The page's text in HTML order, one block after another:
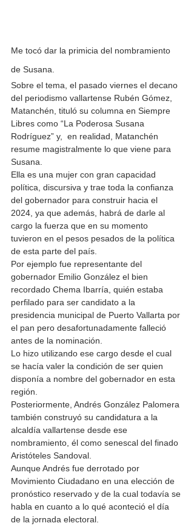
Me tocó dar la primicia del nombramiento
de Susana.
Sobre el tema, el pasado viernes el decano
del periodismo vallartense Rubén Gómez,
Matanchén, tituló su columna en Siempre
Libres como “La Poderosa Susana
Rodríguez” y,  en realidad, Matanchén
resume magistralmente lo que viene para
Susana.
Ella es una mujer con gran capacidad
política, discursiva y trae toda la confianza
del gobernador para construir hacia el
2024, ya que además, habrá de darle al
cargo la fuerza que en su momento
tuvieron en el pesos pesados de la política
de esta parte del país.
Por ejemplo fue representante del
gobernador Emilio González el bien
recordado Chema Ibarría, quién estaba
perfilado para ser candidato a la
presidencia municipal de Puerto Vallarta por
el pan pero desafortunadamente falleció
antes de la nominación.
Lo hizo utilizando ese cargo desde el cual
se hacía valer la condición de ser quien
disponía a nombre del gobernador en esta
región.
Posteriormente, Andrés González Palomera
también construyó su candidatura a la
alcaldía vallartense desde ese
nombramiento, él como senescal del finado
Aristóteles Sandoval.
Aunque Andrés fue derrotado por
Movimiento Ciudadano en una elección de
pronóstico reservado y de la cual todavía se
habla en cuanto a lo qué aconteció el día
de la jornada electoral.